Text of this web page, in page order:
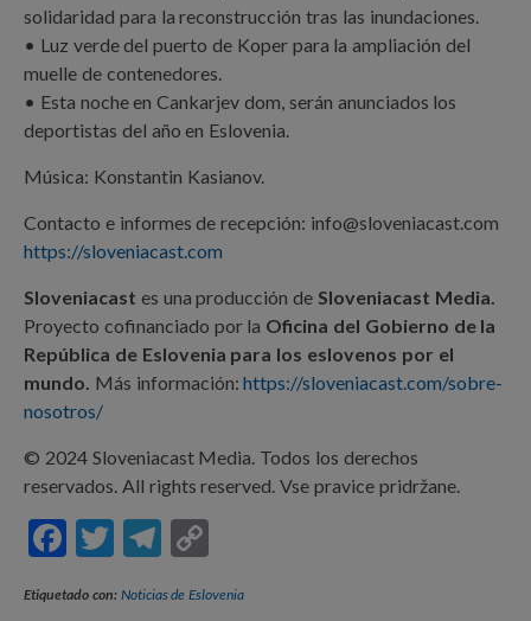
solidaridad para la reconstrucción tras las inundaciones.
• Luz verde del puerto de Koper para la ampliación del
muelle de contenedores.
• Esta noche en Cankarjev dom, serán anunciados los
deportistas del año en Eslovenia.
Música: Konstantin Kasianov.
Contacto e informes de recepción: info@sloveniacast.com
https://sloveniacast.com
Sloveniacast es una producción de Sloveniacast Media.
Proyecto cofinanciado por la Oficina del Gobierno de la
República de Eslovenia para los eslovenos por el
mundo. Más información:https://sloveniacast.com/sobre-
nosotros/
© 2024 Sloveniacast Media. Todos los derechos
reservados. All rights reserved. Vse pravice pridržane.
F
T
T
Etiquetado con: Noticias de Eslovenia